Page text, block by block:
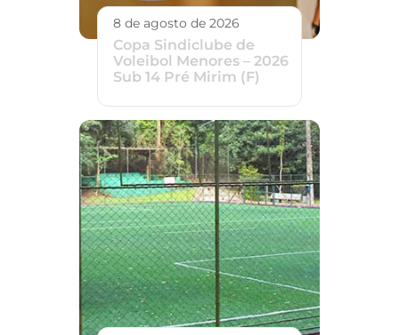
8 de agosto de 2026
Copa Sindiclube de
Voleibol Menores – 2026
Sub 14 Pré Mirim (F)